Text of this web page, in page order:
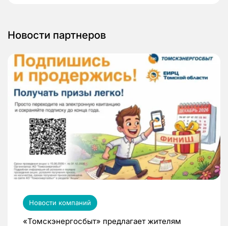
Новости партнеров
Новости компаний
«Томскэнергосбыт» предлагает жителям